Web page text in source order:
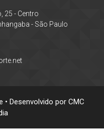
25 - Centro
- São Paulo
• Desenvolvido por CMC